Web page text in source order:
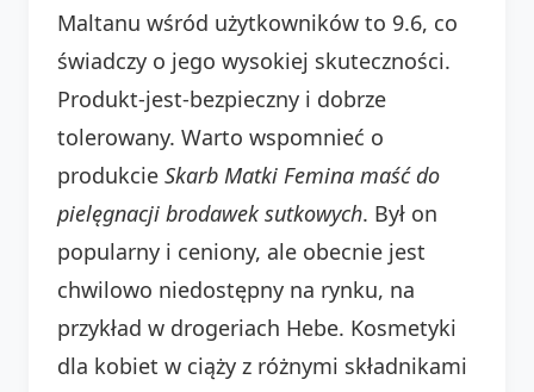
Maltanu wśród użytkowników to 9.6, co
świadczy o jego wysokiej skuteczności.
Produkt-jest-bezpieczny i dobrze
tolerowany. Warto wspomnieć o
produkcie Skarb Matki Femina maść do
pielęgnacji brodawek sutkowych. Był on
popularny i ceniony, ale obecnie jest
chwilowo niedostępny na rynku, na
przykład w drogeriach Hebe. Kosmetyki
dla kobiet w ciąży z różnymi składnikami